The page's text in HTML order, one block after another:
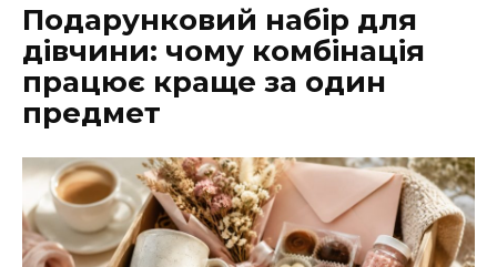
Подарунковий набір для
дівчини: чому комбінація
працює краще за один
предмет